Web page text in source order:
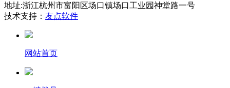
地址:浙江杭州市富阳区场口镇场口工业园神堂路一号
技术支持： 友点软件
网站首页